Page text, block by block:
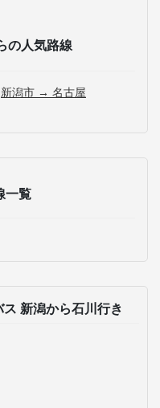
の人気路線
新潟市 → 名古屋
一覧
新潟から石川行き